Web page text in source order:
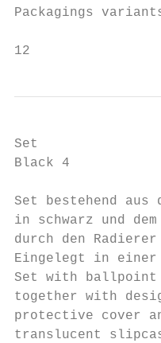
Packagings
12
Set
Black 4
Set bestehend aus
in schwarz und
durch den
Eingelegt in einer
Set with ballpoint
together with
protective cover
translucent